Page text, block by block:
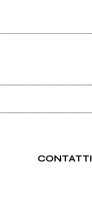
CONTATTI